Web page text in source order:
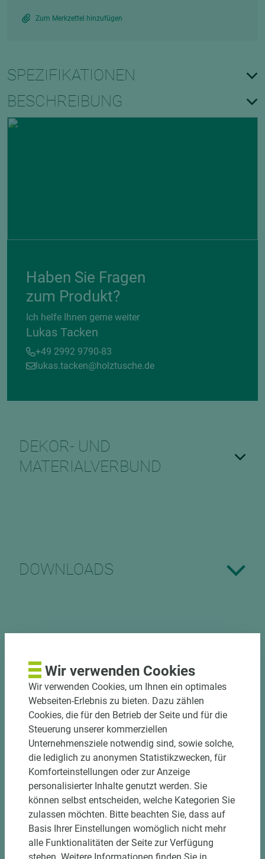
Zum Merkzettel hinzufügen
SPEZIFIKATIONEN
BESCHREIBUNG
Haben Sie Fragen
zum Produkt?
Ich helfe Ihnen gerne weiter
Lukas Tacken
+49 2992 9790-83
lukas.tacken@holztusche.de
DEKOR- UND
MATERIALVERBUND
DOWNLOADS
PASSENDES ZUBEHÖR
Art.-Nr. 06300010016
Wir verwenden Cookies
Wir verwenden Cookies, um Ihnen ein optimales
Webseiten-Erlebnis zu bieten. Dazu zählen
Cookies, die für den Betrieb der Seite und für die
Steuerung unserer kommerziellen
Unternehmensziele notwendig sind, sowie solche,
die lediglich zu anonymen Statistikzwecken, für
Komforteinstellungen oder zur Anzeige
personalisierter Inhalte genutzt werden. Sie
können selbst entscheiden, welche Kategorien Sie
zulassen möchten. Bitte beachten Sie, dass auf
Basis Ihrer Einstellungen womöglich nicht mehr
alle Funktionalitäten der Seite zur Verfügung
stehen. Weitere Informationen finden Sie in